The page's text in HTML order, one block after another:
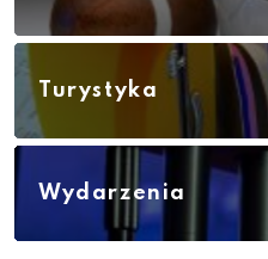
Turystyka
Wydarzenia